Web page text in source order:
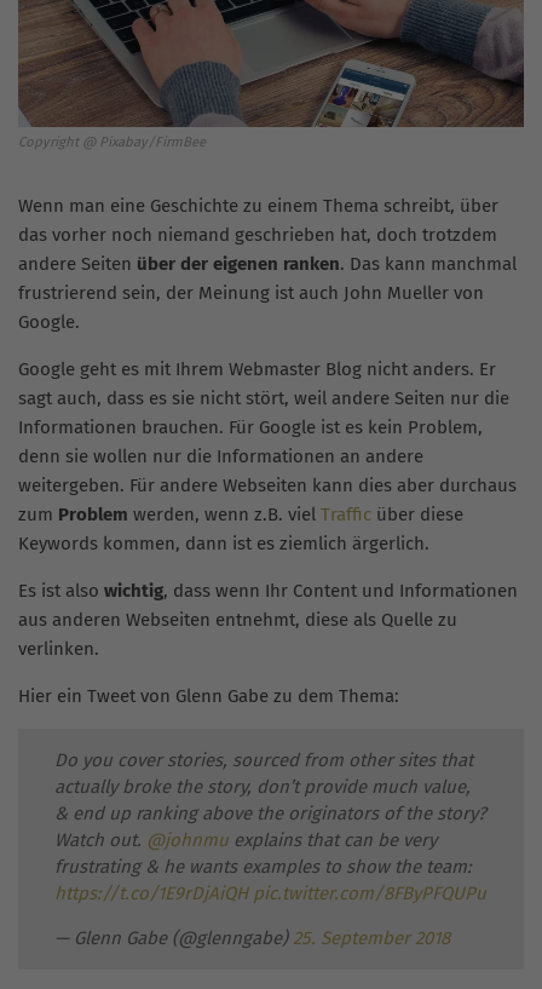
Copyright @ Pixabay/FirmBee
Wenn man eine Geschichte zu einem Thema schreibt, über
das vorher noch niemand geschrieben hat, doch trotzdem
andere Seiten über der eigenen ranken. Das kann manchmal
frustrierend sein, der Meinung ist auch John Mueller von
Google.
Google geht es mit Ihrem Webmaster Blog nicht anders. Er
sagt auch, dass es sie nicht stört, weil andere Seiten nur die
Informationen brauchen. Für Google ist es kein Problem,
denn sie wollen nur die Informationen an andere
weitergeben. Für andere Webseiten kann dies aber durchaus
zum Problem werden, wenn z.B. viel Traffic über diese
Keywords kommen, dann ist es ziemlich ärgerlich.
Es ist also wichtig, dass wenn Ihr Content und Informationen
aus anderen Webseiten entnehmt, diese als Quelle zu
verlinken.
Hier ein Tweet von Glenn Gabe zu dem Thema:
Do you cover stories, sourced from other sites that
actually broke the story, don’t provide much value,
& end up ranking above the originators of the story?
Watch out. @johnmu explains that can be very
frustrating & he wants examples to show the team:
https://t.co/1E9rDjAiQH pic.twitter.com/8FByPFQUPu
— Glenn Gabe (@glenngabe) 25. September 2018